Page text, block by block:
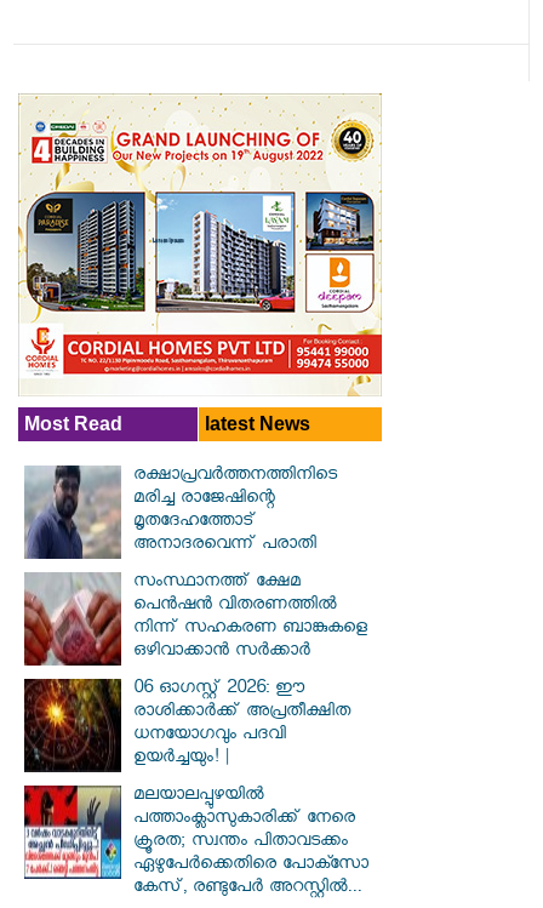
Most Read latest News
രക്ഷാപ്രവര്‍ത്തനത്തിനിടെ
മരിച്ച രാജേഷിന്റെ
മൃതദേഹത്തോട്
അനാദരവെന്ന് പരാതി
സംസ്ഥാനത്ത് ക്ഷേമ
പെൻഷൻ വിതരണത്തിൽ
നിന്ന് സഹകരണ ബാങ്കുകളെ
ഒഴിവാക്കാൻ സർക്കാർ
06 ഓഗസ്റ്റ് 2026: ഈ
രാശിക്കാർക്ക് അപ്രതീക്ഷിത
ധനയോഗവും പദവി
ഉയർച്ചയും! |
മലയാലപ്പുഴയിൽ
പത്താംക്ലാസുകാരിക്ക് നേരെ
ക്രൂരത; സ്വന്തം പിതാവടക്കം
ഏഴുപേർക്കെതിരെ പോക്സോ
കേസ്, രണ്ടുപേർ അറസ്റ്റിൽ...